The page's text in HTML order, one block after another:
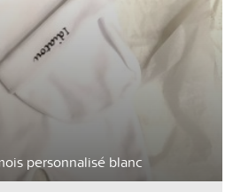
personnalisé blanc